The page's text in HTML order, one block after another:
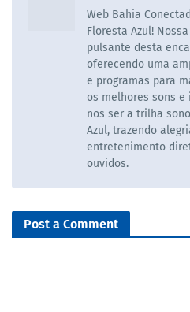
Web Bahia
Floresta Azul!
pulsante desta
oferecendo uma
e programas para
os melhores sons
nos ser a trilha
Azul, trazendo
entretenimento
ouvidos.
Post a Comment